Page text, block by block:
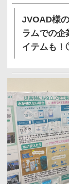
JVOAD様
ラムでの企
イテムも